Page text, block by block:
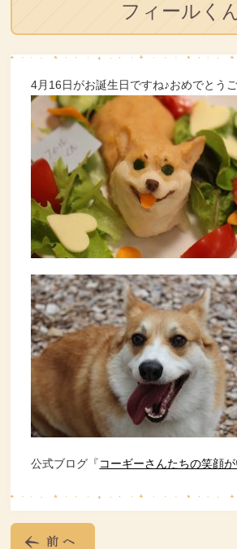
フィールく
4月16日がお誕生日ですね♪おめでとう
公式ブログ『コーギーさんたちの笑顔